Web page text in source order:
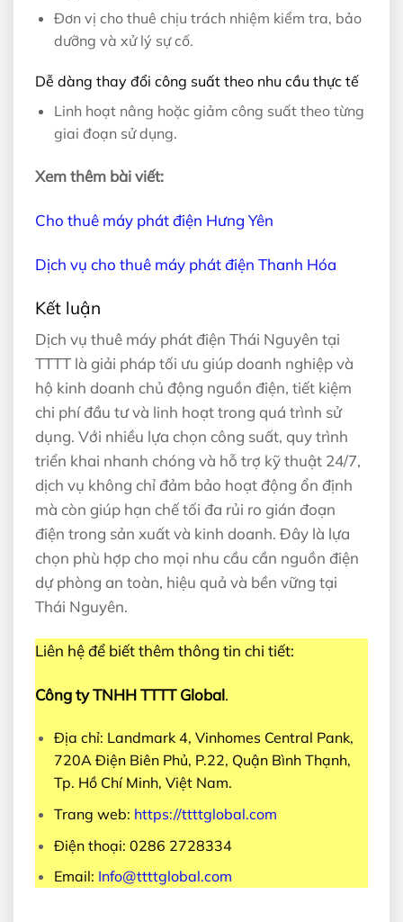
Đơn vị cho thuê chịu trách nhiệm kiểm tra, bảo
dưỡng và xử lý sự cố.
Dễ dàng thay đổi công suất theo nhu cầu thực tế
Linh hoạt nâng hoặc giảm công suất theo từng
giai đoạn sử dụng.
Xem thêm bài viết:
Cho thuê máy phát điện Hưng Yên
Dịch vụ cho thuê máy phát điện Thanh Hóa
Kết luận
Dịch vụ thuê máy phát điện Thái Nguyên tại
TTTT là giải pháp tối ưu giúp doanh nghiệp và
hộ kinh doanh chủ động nguồn điện, tiết kiệm
chi phí đầu tư và linh hoạt trong quá trình sử
dụng. Với nhiều lựa chọn công suất, quy trình
triển khai nhanh chóng và hỗ trợ kỹ thuật 24/7,
dịch vụ không chỉ đảm bảo hoạt động ổn định
mà còn giúp hạn chế tối đa rủi ro gián đoạn
điện trong sản xuất và kinh doanh. Đây là lựa
chọn phù hợp cho mọi nhu cầu cần nguồn điện
dự phòng an toàn, hiệu quả và bền vững tại
Thái Nguyên.
Liên hệ để biết thêm thông tin chi tiết:
Công ty TNHH TTTT Global.
Địa chỉ: Landmark 4, Vinhomes Central Pank,
720A Điện Biên Phủ, P.22, Quận Bình Thạnh,
Tp. Hồ Chí Minh, Việt Nam.
Trang web: https://ttttglobal.com
Điện thoại: 0286 2728334
Email: Info@ttttglobal.com